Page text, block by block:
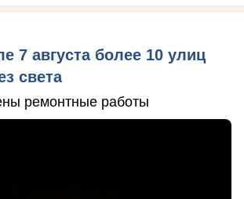
7 августа более 10 улиц
света
ремонтные работы